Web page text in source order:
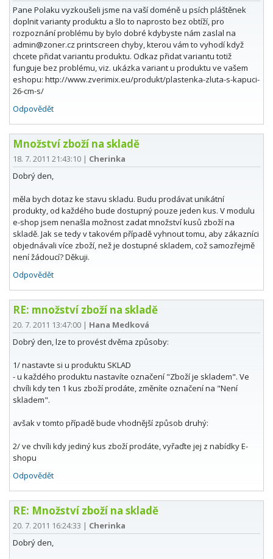
Pane Polaku vyzkoušeli jsme na vaší doméně u psích pláštěnek
doplnit varianty produktu a šlo to naprosto bez obtíží, pro
rozpoznání problému by bylo dobré kdybyste nám zaslal na
admin@zoner.cz printscreen chyby, kterou vám to vyhodí když
chcete přidat variantu produktu. Odkaz přidat variantu totiž
funguje bez problému, viz. ukázka variant u produktu ve vašem
eshopu: http://www.zverimix.eu/produkt/plastenka-zluta-s-kapuci-
26-cm-s/
Odpovědět
Množství zboží na skladě
18. 7. 2011 21:43:10 | Cherinka
Dobrý den,
měla bych dotaz ke stavu skladu. Budu prodávat unikátní
produkty, od každého bude dostupný pouze jeden kus. V modulu
e-shop jsem nenašla možnost zadat množství kusů zboží na
skladě. Jak se tedy v takovém případě vyhnout tomu, aby zákazníci
objednávali více zboží, než je dostupné skladem, což samozřejmě
není žádoucí? Děkuji.
Odpovědět
RE: množství zboží na skladě
20. 7. 2011 13:47:00 | Hana Medková
Dobrý den, lze to provést dvěma způsoby:
1/ nastavte si u produktu SKLAD
- u každého produktu nastavíte označení "Zboží je skladem". Ve
chvíli kdy ten 1 kus zboží prodáte, změníte označení na "Není
skladem".
avšak v tomto případě bude vhodnější způsob druhý:
2/ ve chvíli kdy jediný kus zboží prodáte, vyřaďte jej z nabídky E-
shopu
Odpovědět
RE: Množství zboží na skladě
20. 7. 2011 16:24:33 | Cherinka
Dobrý den,